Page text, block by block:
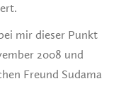
mir dieser Punkt
2008 und
Freund Sudama